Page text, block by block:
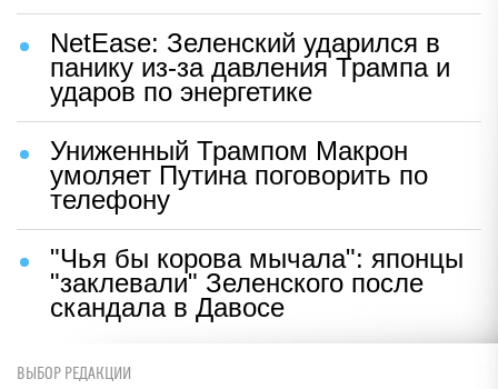
NetEase: Зеленский ударился в
панику из-за давления Трампа и
ударов по энергетике
Униженный Трампом Макрон
умоляет Путина поговорить по
телефону
"Чья бы корова мычала": японцы
"заклевали" Зеленского после
скандала в Давосе
ВЫБОР РЕДАКЦИИ